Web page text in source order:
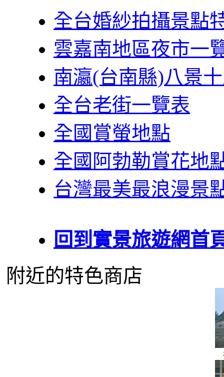
全台婚紗拍攝景點
雲嘉南地區夜市一
南瀛(台南縣)八景
全台老街一覽表
全國賞螢地點
全國阿勃勒賞花地
台灣最美最浪漫景
回到實景旅遊網首
附近的特色商店